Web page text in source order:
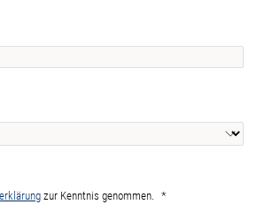
zur Kenntnis genommen.